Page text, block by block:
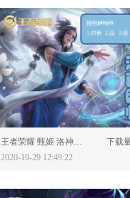
分享：
王者荣耀 甄姬 洛神降临-616703
下载
2020-10-29 12:49:22